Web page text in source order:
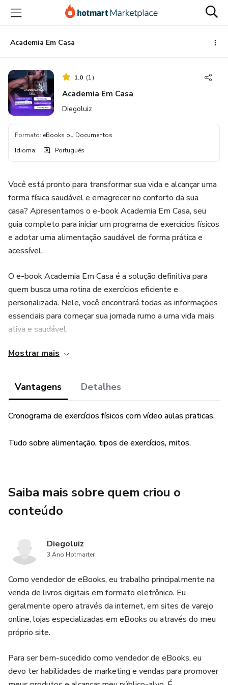
para
conteúdo
principal
para
pagamento
para
rodapé
Academia Em Casa
1.0 (1)
Academia Em Casa
Diegoluiz
Formato: eBooks ou Documentos
Idioma: Português
Você está pronto para transformar sua vida e alcançar uma
forma física saudável e emagrecer no conforto da sua
casa? Apresentamos o e-book Academia Em Casa, seu
guia completo para iniciar um programa de exercícios físicos
e adotar uma alimentação saudável de forma prática e
acessível.
O e-book Academia Em Casa é a solução definitiva para
quem busca uma rotina de exercícios eficiente e
personalizada. Nele, você encontrará todas as informações
essenciais para começar sua jornada rumo a uma vida mais
ativa e saudável.
O conteúdo abrange desde os conceitos básicos sobre
apresentado de forma clara e objetiva para facilitar o
entendimento, mesmo para iniciantes.
Uma das principais vantagens do e-book Academia Em
melhor de tudo, acompanha links anexados a videoaulas
práticas, permitindo que você execute os movimentos
corretamente e evite lesões.
um cronograma semanal de exercícios físicos. Esse
cronograma foi cuidadosamente elaborado para atender às
necessidades de todos os níveis de condicionamento físico,
desde iniciantes até pessoas mais avançadas. Com ele,
você terá um plano estruturado para seguir, o que
aumentará sua motivação e garantirá resultados visíveis
em seu corpo.
Principais benefícios do e-book Academia Em Casa:
Guia completo para iniciar um programa de exercícios
Mostrar mais
Vantagens Detalhes
Cronograma de exercícios físicos com vídeo aulas praticas.
Tudo sobre alimentação, tipos de exercícios, mitos.
Saiba mais sobre quem criou o
conteúdo
Diegoluiz
3 Ano Hotmarter
Como vendedor de eBooks, eu trabalho principalmente na
venda de livros digitais em formato eletrônico. Eu
geralmente opero através da internet, em sites de varejo
online, lojas especializadas em eBooks ou através do meu
próprio site.
Para ser bem-sucedido como vendedor de eBooks, eu
devo ter habilidades de marketing e vendas para promover